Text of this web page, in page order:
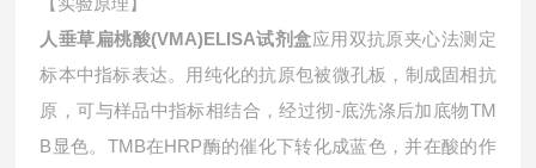
人垂草扁桃酸(VMA)ELISA试剂盒应用双抗原夹心法测定
标本中指标表达。用纯化的抗原包被微孔板，制成固相抗
原，可与样品中指标相结合，经过彻-底洗涤后加底物TM
B显色。TMB在HRP酶的催化下转化成蓝色，并在酸的作